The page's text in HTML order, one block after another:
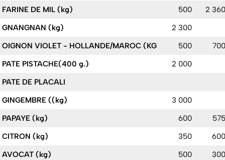
FARINE DE MIL (kg)
500
2 360
GNANGNAN (kg)
2 300
OIGNON VIOLET - HOLLANDE/MAROC (KG
500
700
PATE PISTACHE(400 g.)
2 000
PATE DE PLACALI
GINGEMBRE ((kg)
3 000
PAPAYE (kg)
600
575
CITRON (kg)
350
600
AVOCAT (kg)
500
300